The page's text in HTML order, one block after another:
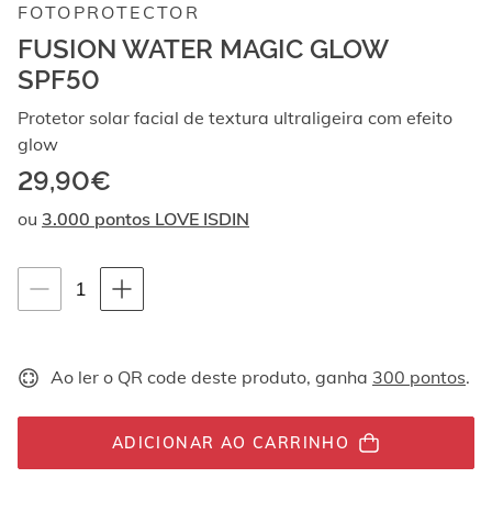
imagens
vídeos.
Ao
com
as
setas
para
cima
exibidos
um
por
FOTOPROTECTOR
FUSION WATER MAGIC GLOW
SPF50
Protetor solar facial de textura ultraligeira com efeito
glow
29,90€
ou 3.000 pontos LOVE ISDIN
Instruções de navegação por teclado
1 quantity-
selector.totalUnit
Ao ler o QR code deste produto, ganha 300 pontos.
ADICIONAR AO CARRINHO